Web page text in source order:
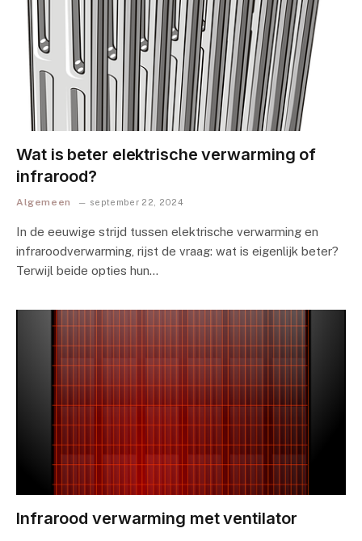
Wat is beter elektrische verwarming of
infrarood?
Algemeen september 22, 2024
In de eeuwige strijd tussen ‍elektrische verwarming en
infraroodverwarming, rijst de​ vraag: wat is eigenlijk beter?
Terwijl⁢ beide opties hun…
Infrarood verwarming met ventilator